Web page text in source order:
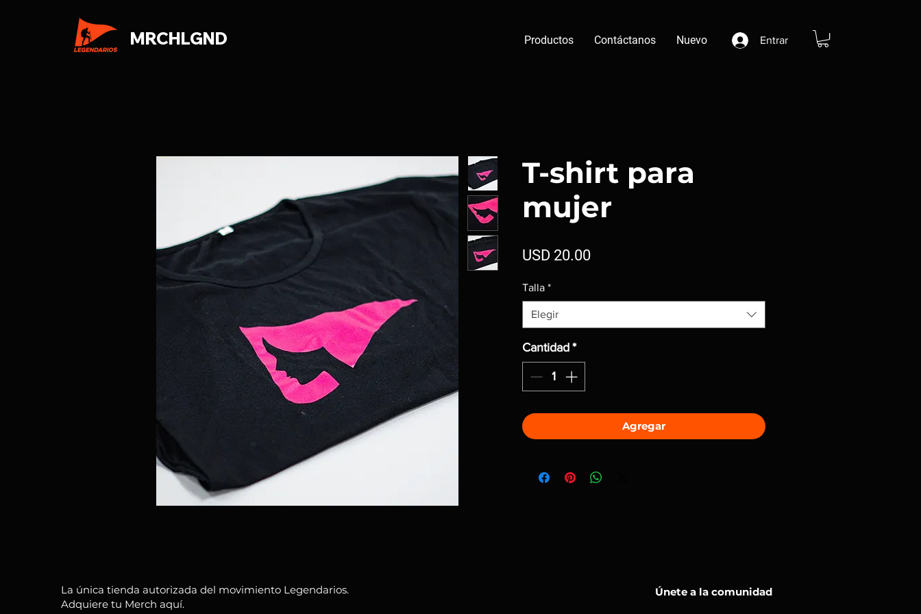
MRCHLGND Productos Contáctanos Nuevo Entrar
T-shirt para
mujer
USD 20.00Precio
Talla *
Elegir
Cantidad *
Agregar
La única tienda autorizada del movimiento Legendarios.
Adquiere tu Merch aquí.
Únete a la comunidad